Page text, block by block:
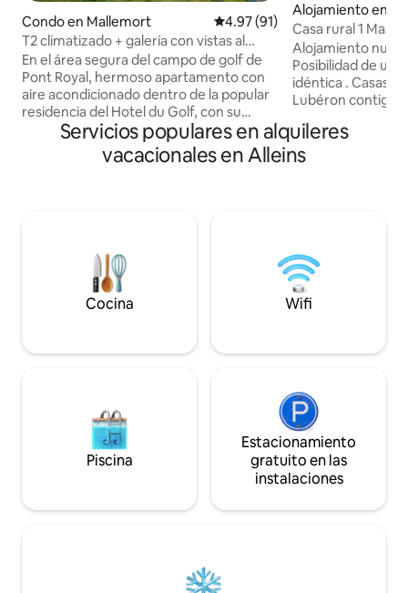
Condo en Mallemort Calificación promedio: 4.97 de
4.97 (91)
T2 climatizado + galería con vistas al
campo de golf Pont Royal piscina
En el área segura del campo de golf de
Pont Royal, hermoso apartamento con
aire acondicionado dentro de la popular
residencia del Hotel du Golf, con su
magnífica piscina climatizada con vista al
m², bellamente decorado, se abre a una
equipada, comedor, baño, aseo
separado, salón con sofá cama, un
privado fibra local para golf, bicicleta bajo
Alojamiento en
Casa rural 1 Mas
tranquilo
Alojamiento
Posibilidad de
idéntica . Casas
Lubéron contiguo
Sénas forma
los Alpilles.
senderismo,
lagos en
y PD
Servicios populares en alquileres
vacacionales en Alleins
Cocina Wifi
Piscina
Estacionamiento
gratuito en las
instalaciones